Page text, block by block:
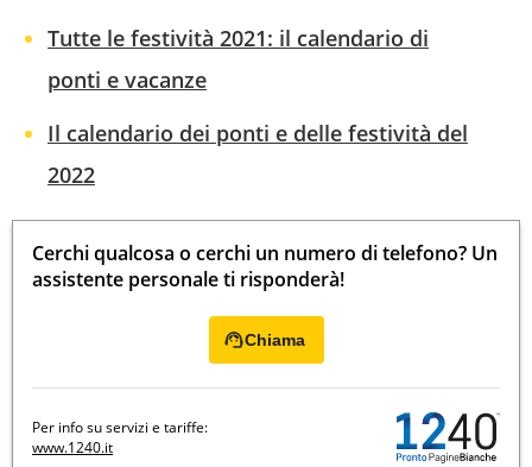
Tutte le festività 2021: il calendario di
ponti e vacanze
Il calendario dei ponti e delle festività del
2022
Cerchi qualcosa o cerchi un numero di telefono? Un
assistente personale ti risponderà!
Chiama
Per info su servizi e tariffe:
www.1240.it